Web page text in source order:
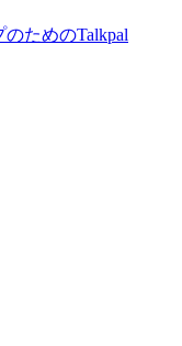
ためのTalkpal